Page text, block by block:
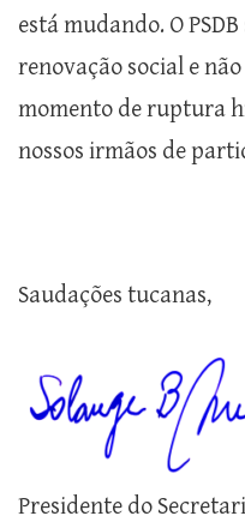
está mudando. O
renovação social e
momento de ruptura
nossos irmãos de
Saudações tucanas,
Presidente do